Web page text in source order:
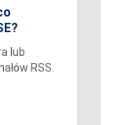
lub
RSS.